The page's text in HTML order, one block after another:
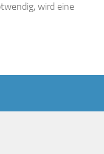
wird eine